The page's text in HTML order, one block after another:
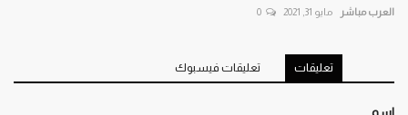
العرب مباشر مايو 31, 2021 0
تعليقات تعليقات فيسبوك